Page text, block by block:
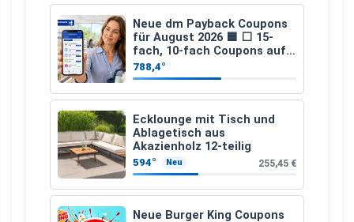
Neue dm Payback Coupons
für August 2026 🟦 ⬜ 15-
fach, 10-fach Coupons auf
den gesamten Einkauf ab 2
€
788,4°
Ecklounge mit Tisch und
Ablagetisch aus
Akazienholz 12-teilig
594° Neu 255,45 €
Neue Burger King Coupons